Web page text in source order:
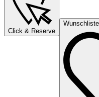
Click & Reserve